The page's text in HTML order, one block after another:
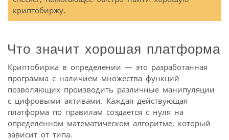
криптобиржу.
Что значит хорошая платформа
Криптобиржа в определении — это разработанная
программа с наличием множества функций
позволяющих производить различные манипуляции
с цифровыми активами. Каждая действующая
платформа по правилам создается с нуля на
определенном математическом алгоритме, который
зависит от типа.